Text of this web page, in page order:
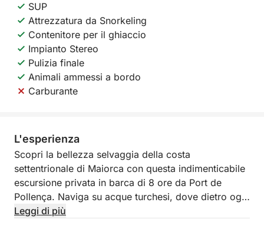
SUP
Attrezzatura da Snorkeling
Contenitore per il ghiaccio
Impianto Stereo
Pulizia finale
Animali ammessi a bordo
Carburante
L'esperienza
Scopri la bellezza selvaggia della costa
settentrionale di Maiorca con questa indimenticabile
escursione privata in barca di 8 ore da Port de
Pollença. Naviga su acque turchesi, dove dietro ogni
insenatura ti aspettano scogliere frastagliate, grotte
Leggi di più